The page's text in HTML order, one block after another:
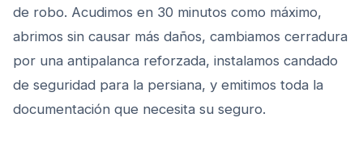
de robo. Acudimos en 30 minutos como máximo,
abrimos sin causar más daños, cambiamos cerradura
por una antipalanca reforzada, instalamos candado
de seguridad para la persiana, y emitimos toda la
documentación que necesita su seguro.